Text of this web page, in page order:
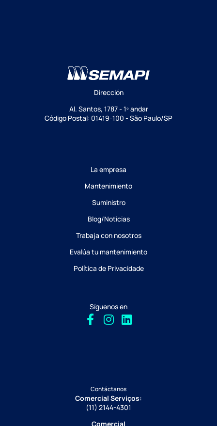
Dirección
Al. Santos, 1787 - 1º andar
Código Postal: 01419-100 - São Paulo/SP
La empresa
Mantenimiento
Suministro
Blog/Noticias
Trabaja con nosotros
Evalúa tu mantenimiento
Política de Privacidade
Síguenos en
Contáctanos
Comercial Serviços:
(11) 2144-4301
Comercial